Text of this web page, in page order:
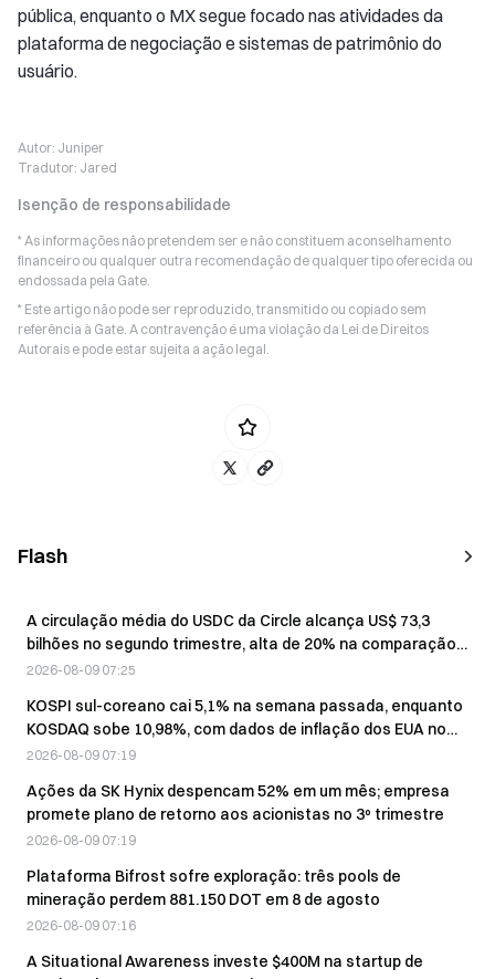
pública, enquanto o MX segue focado nas atividades da
plataforma de negociação e sistemas de patrimônio do
usuário.
Autor: Juniper
Tradutor: Jared
Isenção de responsabilidade
* As informações não pretendem ser e não constituem aconselhamento
financeiro ou qualquer outra recomendação de qualquer tipo oferecida ou
endossada pela Gate.
* Este artigo não pode ser reproduzido, transmitido ou copiado sem
referência à Gate. A contravenção é uma violação da Lei de Direitos
Autorais e pode estar sujeita a ação legal.
Flash
A circulação média do USDC da Circle alcança US$ 73,3
bilhões no segundo trimestre, alta de 20% na comparação
anual
2026-08-09 07:25
KOSPI sul-coreano cai 5,1% na semana passada, enquanto
KOSDAQ sobe 10,98%, com dados de inflação dos EUA no
foco dos investidores
2026-08-09 07:19
Ações da SK Hynix despencam 52% em um mês; empresa
promete plano de retorno aos acionistas no 3º trimestre
2026-08-09 07:19
Plataforma Bifrost sofre exploração: três pools de
mineração perdem 881.150 DOT em 8 de agosto
2026-08-09 07:16
A Situational Awareness investe $400M na startup de